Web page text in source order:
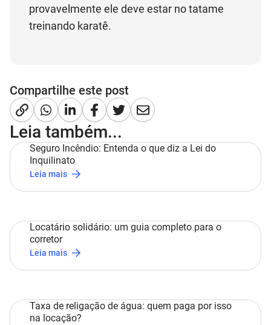
provavelmente ele deve estar no tatame
treinando karatê.
Compartilhe este post
Leia também...
Seguro Incêndio: Entenda o que diz a Lei do
Inquilinato
Leia mais
Locatário solidário: um guia completo para o
corretor
Leia mais
Taxa de religação de água: quem paga por isso
na locação?